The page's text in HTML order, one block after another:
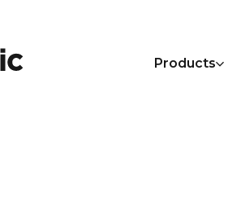
Products